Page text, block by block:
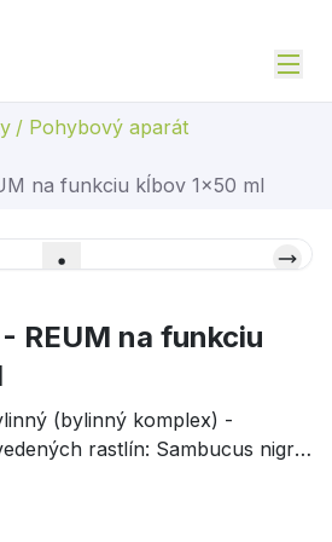
/ Pohybový aparát
na funkciu kĺbov 1x50 ml
REUM na funkciu
(bylinný komplex) -
rastlín: Sambucus nigra
sativa (Ovos čierny),
Arctium lappa (Lopúch